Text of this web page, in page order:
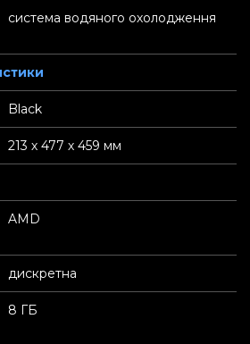
система водяного охолодження
Black
213 х 477 х 459 мм
AMD
дискретна
8 ГБ